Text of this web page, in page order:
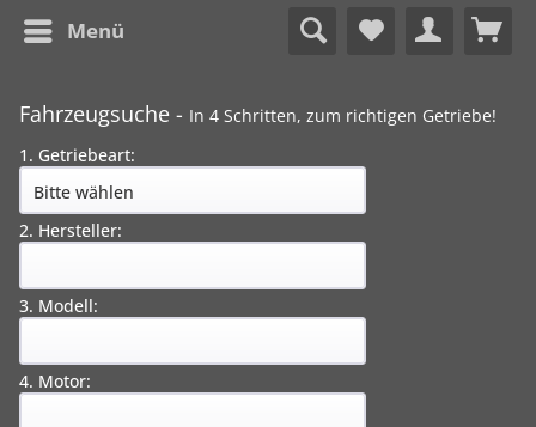
Menü
Fahrzeugsuche - In 4 Schritten, zum richtigen Getriebe!
1. Getriebeart:
2. Hersteller:
3. Modell:
4. Motor: